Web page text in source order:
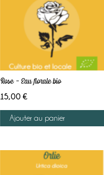
Rose – Eau florale bio
15,00 €
Ajouter au panier